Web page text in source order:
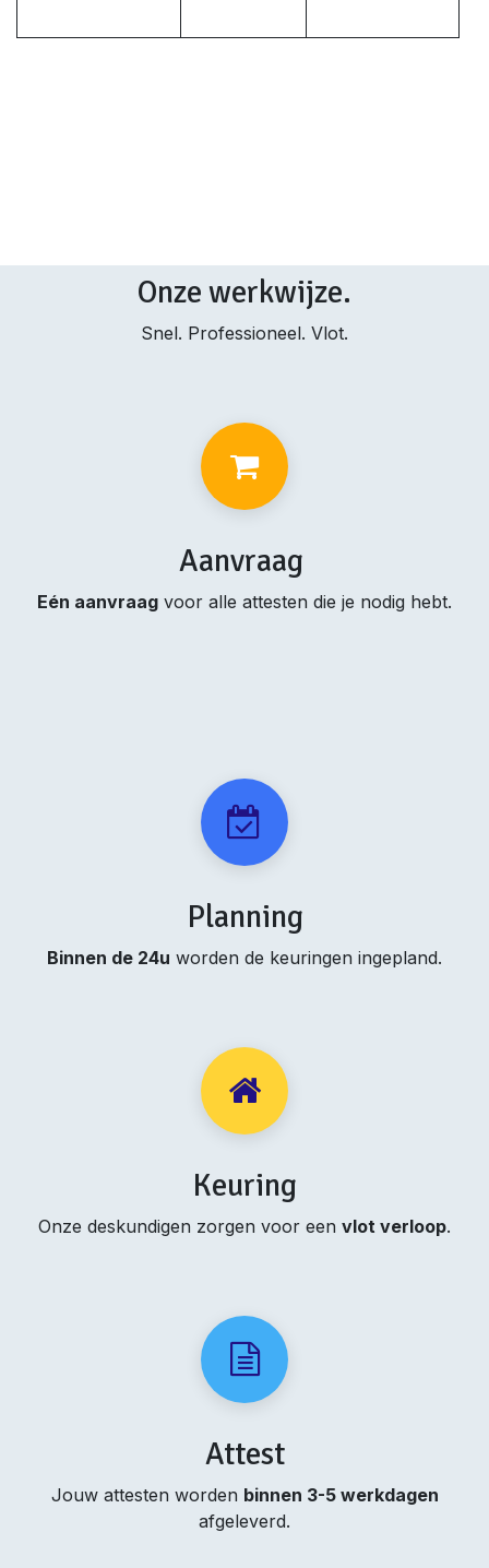
Onze werkwijze.
Snel. Professioneel. Vlot.
Aanvraag
Eén aanvraag voor alle attesten die je nodig hebt.
Planning
Binnen de 24u worden de keuringen ingepland.
Keuring
Onze deskundigen zorgen voor een vlot verloop.
Attest
Jouw attesten worden binnen 3-5 werkdagen
afgeleverd.